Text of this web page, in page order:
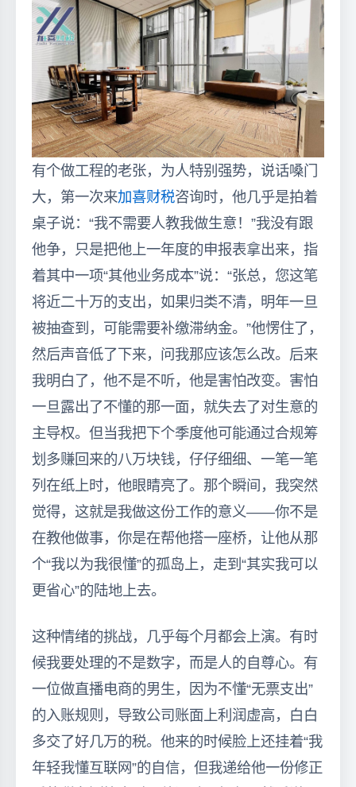
有个做工程的老张，为人特别强势，说话嗓门
大，第一次来加喜财税咨询时，他几乎是拍着
桌子说：“我不需要人教我做生意！”我没有跟
他争，只是把他上一年度的申报表拿出来，指
着其中一项“其他业务成本”说：“张总，您这笔
将近二十万的支出，如果归类不清，明年一旦
被抽查到，可能需要补缴滞纳金。”他愣住了，
然后声音低了下来，问我那应该怎么改。后来
我明白了，他不是不听，他是害怕改变。害怕
一旦露出了不懂的那一面，就失去了对生意的
主导权。但当我把下个季度他可能通过合规筹
划多赚回来的八万块钱，仔仔细细、一笔一笔
列在纸上时，他眼睛亮了。那个瞬间，我突然
觉得，这就是我做这份工作的意义——你不是
在教他做事，你是在帮他搭一座桥，让他从那
个“我以为我很懂”的孤岛上，走到“其实我可以
更省心”的陆地上去。
这种情绪的挑战，几乎每个月都会上演。有时
候我要处理的不是数字，而是人的自尊心。有
一位做直播电商的男生，因为不懂“无票支出”
的入账规则，导致公司账面上利润虚高，白白
多交了好几万的税。他来的时候脸上还挂着“我
年轻我懂互联网”的自信，但我递给他一份修正